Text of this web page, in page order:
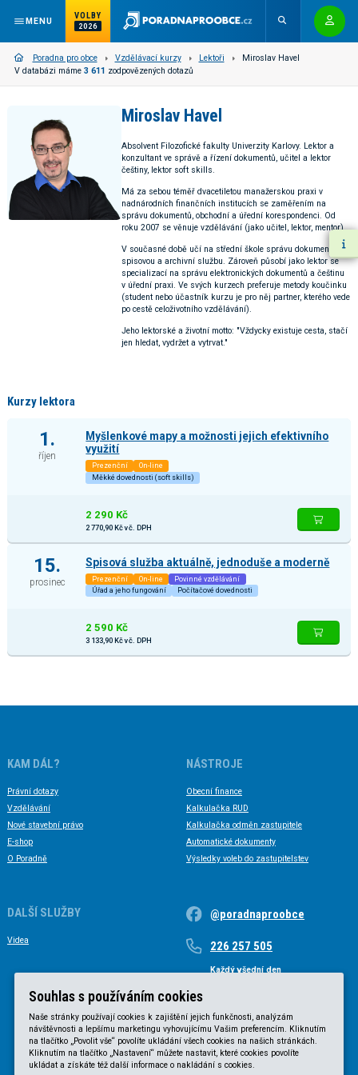
MENU
VOLBY
2026
Poradna pro obce Vzdělávací kurzy Lektoři
Miroslav Havel
V databázi máme 3 611 zodpovězených dotazů
Miroslav Havel
Absolvent Filozofické fakulty Univerzity Karlovy. Lektor a
konzultant ve správě a řízení dokumentů, učitel a lektor
češtiny, lektor soft skills.
Má za sebou téměř dvacetiletou manažerskou praxi v
nadnárodních finančních institucích se zaměřením na
správu dokumentů, obchodní a úřední korespondenci. Od
roku 2007 se věnuje vzdělávání (jako učitel, lektor, mentor).
V současné době učí na střední škole správu dokumentů,
spisovou a archivní službu. Zároveň působí jako lektor se
specializací na správu elektronických dokumentů a češtinu
v úřední praxi. Ve svých kurzech preferuje metody koučinku
(student nebo účastník kurzu je pro něj partner, kterého vede
po cestě celoživotního vzdělávání).
Jeho lektorské a životní motto: "Vždycky existuje cesta, stačí
jen hledat, vydržet a vytrvat."
Kurzy lektora
1.
říjen
Myšlenkové mapy a možnosti jejich efektivního
využití
Prezenční
On-line
Měkké dovednosti (soft skills)
2 290 Kč
2 770,90 Kč vč. DPH
15.
prosinec
Spisová služba aktuálně, jednoduše a moderně
Prezenční On-line
Povinné vzdělávání
Úřad a jeho fungování
Počítačové dovednosti
2 590 Kč
3 133,90 Kč vč. DPH
KAM DÁL?
Právní dotazy
Vzdělávání
Nové stavební právo
E-shop
O Poradně
NÁSTROJE
Obecní finance
Kalkulačka RUD
Kalkulačka odměn zastupitele
Automatické dokumenty
Výsledky voleb do zastupitelstev
DALŠÍ SLUŽBY
Videa
@poradnaproobce
226 257 505
Každý všední den
Souhlas s používáním cookies
Naše stránky používají cookies k zajištění jejich funkčnosti, analýzám
návštěvnosti a lepšímu marketingu vyhovujícímu Vašim preferencím. Kliknutím
na tlačítko „Povolit vše“ povolíte ukládání všech cookies na našich stránkách.
Kliknutím na tlačítko „Nastavení“ můžete nastavit, které cookies povolíte
ukládat a získáte též další informace o nakládání s cookies.